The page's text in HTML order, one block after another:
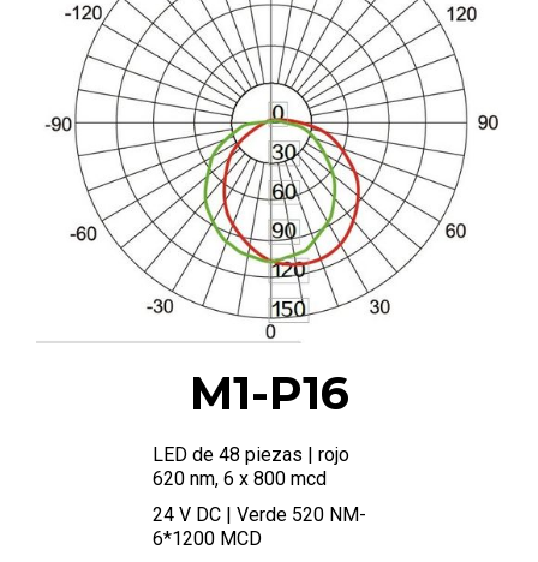
M1-P16
LED de 48 piezas | rojo
620 nm, 6 x 800 mcd
24 V DC | Verde 520 NM-
6*1200 MCD